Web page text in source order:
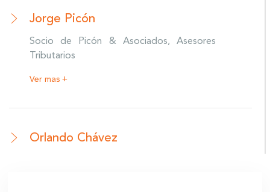
Jorge Picón
Socio de Picón & Asociados, Asesores
Tributarios
Ver mas +
Orlando Chávez